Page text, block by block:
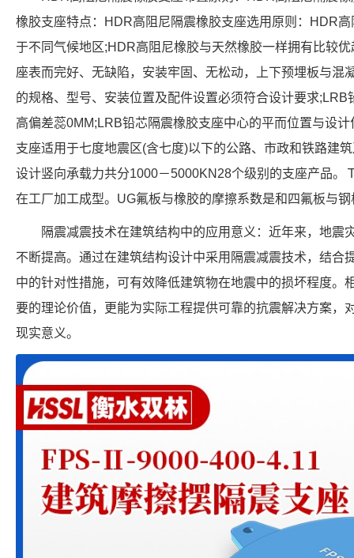
橡胶支座特点：HDR高阻尼隔震橡胶支座选用原则：HDR
于不同气候地区;HDR高阻尼橡胶与天然橡胶一样拥有比较
座表而完好、无缺陷，安装牢固、无松动，上下预埋板与混
的规格、型号、安装位置及配件设置必须符合设计要求
高偏差蕊0MM;LRB铅芯隔震橡胶支座中心的平而位置与设
支座适用于七度地震区(含七度)以下的公路、市政和铁路建
设计竖向承载力共分1000－5000KN28个级别的支座产品。
在工厂加工成型。UG氟板与橡胶的摩擦系数是和四氟板与
隔震减震技术在建筑结构中的应用意义：近年来，地震
不断提高。通过在建筑结构设计中采用隔震减震技术，结合
中的针对性措施，可有效降低建筑物在地震中的损坏程度。
要的理论价值，更能为实际工程提供可靠的抗震解决方案，
现实意义。